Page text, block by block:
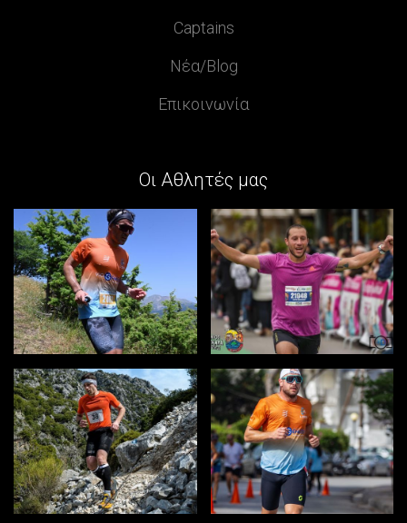
Captains
Νέα/Blog
Επικοινωνία
Οι Αθλητές μας